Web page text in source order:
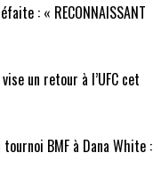
: « RECONNAISSANT
un retour à l’UFC cet
BMF à Dana White :